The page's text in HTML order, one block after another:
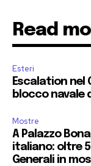
Read
Esteri
Escalation nel
blocco navale
Mostre
A Palazzo
italiano: oltre
Generali in